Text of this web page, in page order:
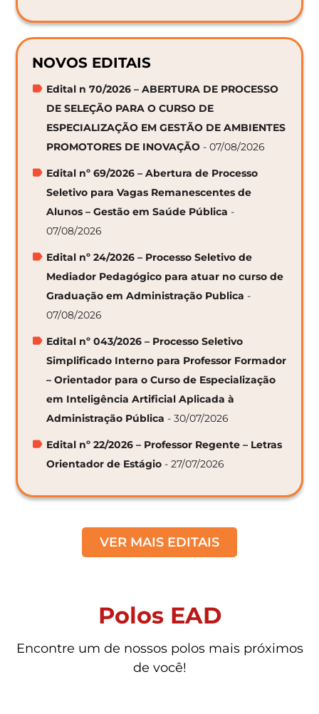
NOVOS EDITAIS
Edital n 70/2026 – ABERTURA DE PROCESSO
DE SELEÇÃO PARA O CURSO DE
ESPECIALIZAÇÃO EM GESTÃO DE AMBIENTES
PROMOTORES DE INOVAÇÃO - 07/08/2026
Edital nº 69/2026 – Abertura de Processo
Seletivo para Vagas Remanescentes de
Alunos – Gestão em Saúde Pública -
07/08/2026
Edital nº 24/2026 – Processo Seletivo de
Mediador Pedagógico para atuar no curso de
Graduação em Administração Publica -
07/08/2026
Edital nº 043/2026 – Processo Seletivo
Simplificado Interno para Professor Formador
– Orientador para o Curso de Especialização
em Inteligência Artificial Aplicada à
Administração Pública - 30/07/2026
Edital nº 22/2026 – Professor Regente – Letras
Orientador de Estágio - 27/07/2026
VER MAIS EDITAIS
Polos EAD
Encontre um de nossos polos mais próximos
de você!